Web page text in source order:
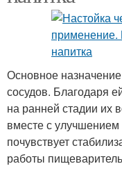
Основное
сосудов. Благодаря
на ранней стадии их
вместе с
почувствует
работы